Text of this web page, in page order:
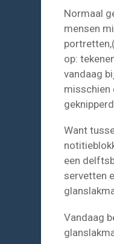
Normaal
mensen
op:
vandaag
misschien
geknipperd.
Want
een
servetten
Vandaag